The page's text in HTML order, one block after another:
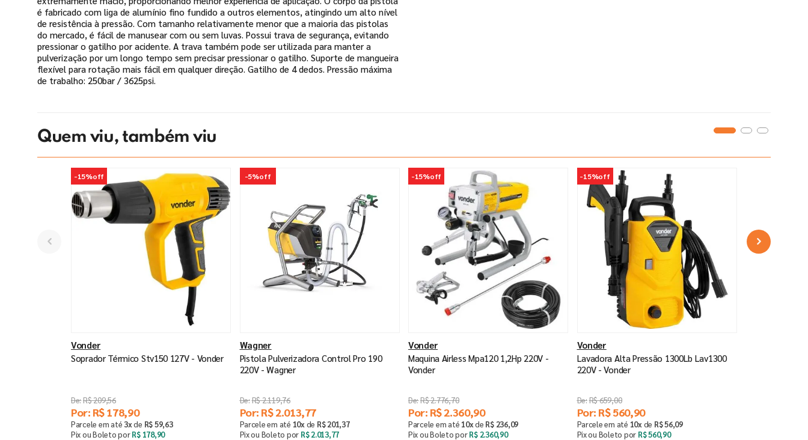
é fabricado com liga de alumínio fino fundido a outros elementos, atingindo um alto nível
de resistência à pressão. Com tamanho relativamente menor que a maioria das pistolas
do mercado, é fácil de manusear com ou sem luvas. Possui trava de segurança, evitando
pressionar o gatilho por acidente. A trava também pode ser utilizada para manter a
pulverização por um longo tempo sem precisar pressionar o gatilho. Suporte de mangueira
flexível para rotação mais fácil em qualquer direção. Gatilho de 4 dedos. Pressão máxima
de trabalho: 250bar / 3625psi.
Quem viu, também viu
-15%off
Vonder
Soprador Térmico Stv150 127V - Vonder
R$209,56
Por: R$178,90
Parcele em até 3xde R$59,63
Pix ou Boleto porR$ 178,90
-5%off
Wagner
Pistola Pulverizadora Control Pro 190
220V - Wagner
R$2.119,76
Por: R$ 2.013,77
Parcele em até 10xde R$ 201,37
Pix ou Boleto por R$ 2.013,77
-15%off
Vonder
Maquina Airless Mpa120 1,2Hp 220V -
Vonder
R$2.776,70
Por: R$2.360,90
Parcele em até 10xde R$ 236,09
Pix ou Boleto porR$ 2.360,90
-15%off
Vonder
Lavadora Alta Pressão 1300Lb Lav1300
220V - Vonder
R$659,00
Por: R$ 560,90
Parcele em até 10xde R$56,09
Pix ou Boleto por R$560,90